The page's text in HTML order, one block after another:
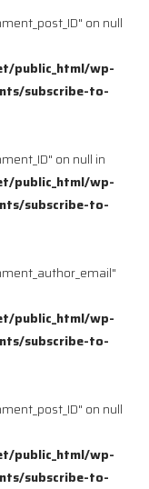
on null
public_html/wp-
subscribe-to-
on null in
public_html/wp-
subscribe-to-
public_html/wp-
subscribe-to-
on null
public_html/wp-
subscribe-to-